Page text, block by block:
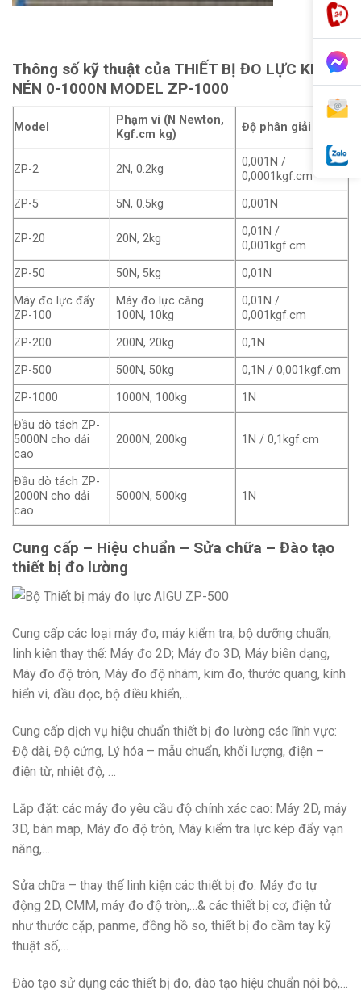
Thông số kỹ thuật của THIẾT BỊ ĐO LỰC KÉO,
NÉN 0-1000N MODEL ZP-1000
Model
Phạm vi (N Newton,
Kgf.cm kg)
Độ phân giải
ZP-2 2N, 0.2kg
0,001N /
0,0001kgf.cm
ZP-5
5N, 0.5kg 0,001N
ZP-20 20N, 2kg
0,01N /
0,001kgf.cm
ZP-50
50N, 5kg
0,01N
Máy đo lực đẩy
ZP-100
Máy đo lực căng
100N, 10kg
0,01N /
0,001kgf.cm
ZP-200
200N, 20kg
0,1N
ZP-500
500N, 50kg
0,1N / 0,001kgf.cm
ZP-1000
1000N, 100kg
1N
Đầu dò tách ZP-
5000N cho dải
cao
2000N, 200kg 1N / 0,1kgf.cm
Đầu dò tách ZP-
2000N cho dải
cao
5000N, 500kg 1N
Cung cấp – Hiệu chuẩn – Sửa chữa – Đào tạo
thiết bị đo lường
Cung cấp các loại máy đo, máy kiểm tra, bộ dưỡng chuẩn,
linh kiện thay thế: Máy đo 2D; Máy đo 3D, Máy biên dạng,
Máy đo độ tròn, Máy đo độ nhám, kim đo, thước quang, kính
hiển vi, đầu đọc, bộ điều khiển,…
Cung cấp dịch vụ hiệu chuẩn thiết bị đo lường các lĩnh vực:
Độ dài, Độ cứng, Lý hóa – mẫu chuẩn, khối lượng, điện –
điện từ, nhiệt độ, …
Lắp đặt: các máy đo yêu cầu độ chính xác cao: Máy 2D, máy
3D, bàn map, Máy đo độ tròn, Máy kiểm tra lực kép đẩy vạn
năng,…
Sửa chữa – thay thế linh kiện các thiết bị đo: Máy đo tự
động 2D, CMM, máy đo độ tròn,…& các thiết bị cơ, điện tử
như thước cặp, panme, đồng hồ so, thiết bị đo cầm tay kỹ
thuật số,…
Đào tạo sử dụng các thiết bị đo, đào tạo hiệu chuẩn nội bộ,…